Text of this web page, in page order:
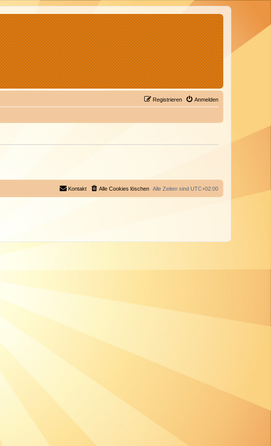
Anmelden
Registrieren
Alle Zeiten sind UTC+02:00
Alle Cookies löschen
Kontakt